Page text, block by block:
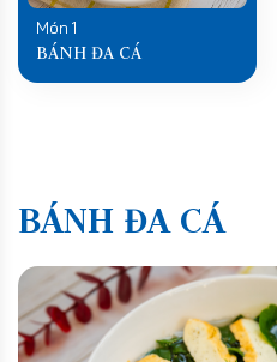
Món 1
BÁNH ĐA CÁ
BÁNH ĐA CÁ